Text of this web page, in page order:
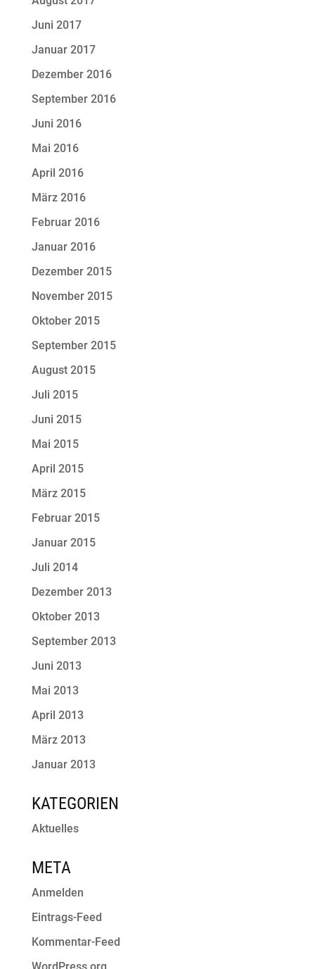
Juni 2017
Januar 2017
Dezember 2016
September 2016
Juni 2016
Mai 2016
April 2016
März 2016
Februar 2016
Januar 2016
Dezember 2015
November 2015
Oktober 2015
September 2015
August 2015
Juli 2015
Juni 2015
Mai 2015
April 2015
März 2015
Februar 2015
Januar 2015
Juli 2014
Dezember 2013
Oktober 2013
September 2013
Juni 2013
Mai 2013
April 2013
März 2013
Januar 2013
KATEGORIEN
Aktuelles
META
Anmelden
Eintrags-Feed
Kommentar-Feed